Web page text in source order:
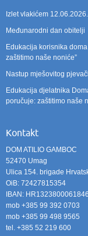
Izlet vlakićem
Međunarodni dan obitelji
Edukacija korisnika
zaštitimo naše noniće”
Nastup mješovitog
Edukacija djelatnika
poručuje: zaštitimo naše
Kontakt
DOM ATILIO GAMBOC
52470 Umag
Ulica 154. brigade
OiB: 72427815354
IBAN:
mob +385 99 392 0703
mob +385 99 498 9565
tel. +385 52 219 600